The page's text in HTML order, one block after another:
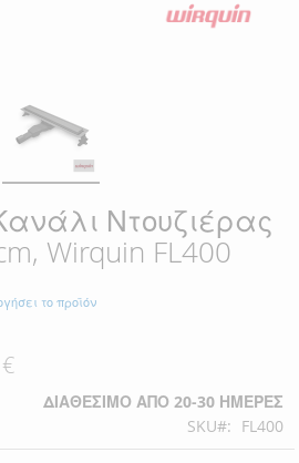
Ντουζιέρας
Wirquin FL400
το προϊόν
ΔΙΑΘΈΣΙΜΟ ΑΠΌ 20-30 ΗΜΈΡΕΣ
SKU
FL400